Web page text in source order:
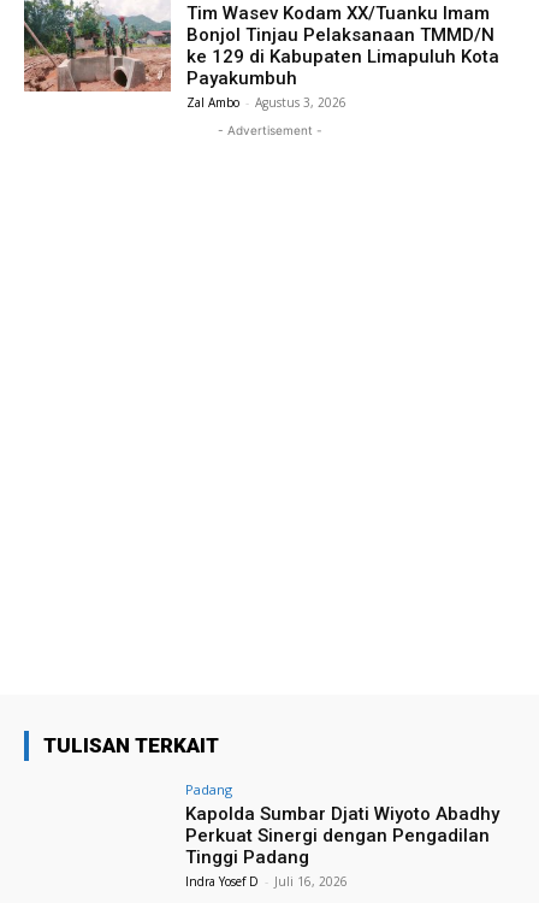
Tim Wasev Kodam XX/Tuanku Imam
Bonjol Tinjau Pelaksanaan TMMD/N
ke 129 di Kabupaten Limapuluh Kota
Payakumbuh
Zal Ambo - Agustus 3, 2026
- Advertisement -
TULISAN TERKAIT
Padang
Kapolda Sumbar Djati Wiyoto Abadhy
Perkuat Sinergi dengan Pengadilan
Tinggi Padang
Indra Yosef D - Juli 16, 2026